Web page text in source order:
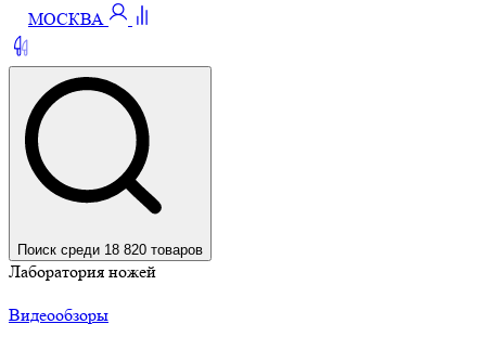
МОСКВА
Поиск среди 18 820 товаров
Лаборатория ножей
Видеообзоры